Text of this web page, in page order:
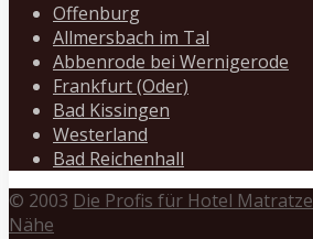
Offenburg
Allmersbach im Tal
Abbenrode bei Wernigerode
Frankfurt (Oder)
Bad Kissingen
Westerland
Bad Reichenhall
© 2003 Die Profis für Hotel
Nähe